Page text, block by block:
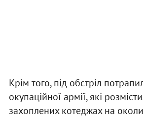
Крім того, під обстріл
окупаційної армії, які
захоплених котеджах на